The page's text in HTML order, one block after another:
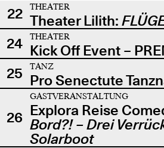
22
THEATER
Theater Lilith:
24
THEATER
Kick Off Event –
25
TANZ
Pro Senectute
26
GASTVERANSTALTUNG
Explora Reise
Bord?! – Drei
Solarboot